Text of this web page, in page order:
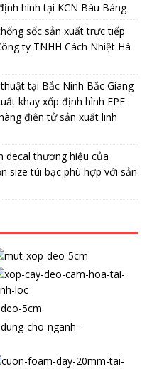
hình tại KCN Bàu Bàng
sốc sản xuất trực tiếp
ty TNHH Cách Nhiệt Hà
tại Bắc Ninh Bắc Giang
khay xốp định hình EPE
điện tử sản xuất linh
decal thương hiệu của
size túi bạc phù hợp với sản